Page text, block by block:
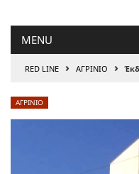
MENU
RED LINE › ΑΓΡΙΝΙΟ › Έκδοση
ΑΓΡΙΝΙΟ